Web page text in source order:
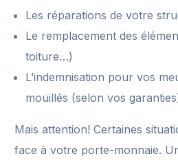
Les réparations de votre
Le remplacement des
toiture…)
L’indemnisation pour vos
mouillés (selon vos
Mais attention! Certaines
face à votre porte-monnaie.